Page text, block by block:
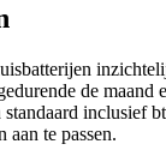
de maand
inclusief
aan te passen.